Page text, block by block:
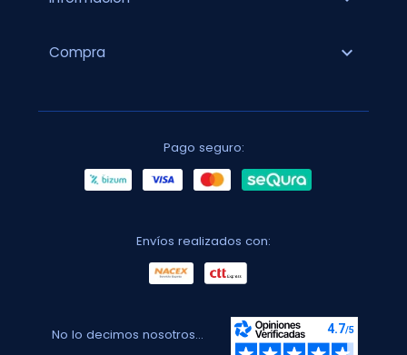
Compra expand_more
Pago seguro:
Envíos realizados con:
No lo decimos nosotros...